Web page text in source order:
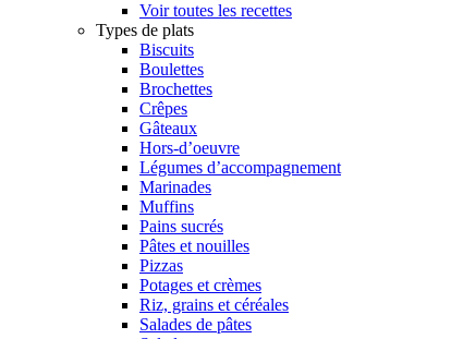
Voir toutes les recettes
Types de plats
Biscuits
Boulettes
Brochettes
Crêpes
Gâteaux
Hors-d’oeuvre
Légumes d’accompagnement
Marinades
Muffins
Pains sucrés
Pâtes et nouilles
Pizzas
Potages et crèmes
Riz, grains et céréales
Salades de pâtes